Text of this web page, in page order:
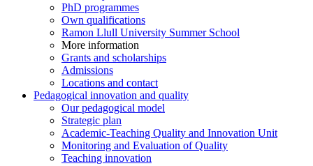
PhD programmes
Own qualifications
Ramon Llull University Summer School
More information
Grants and scholarships
Admissions
Locations and contact
Pedagogical innovation and quality
Our pedagogical model
Strategic plan
Academic-Teaching Quality and Innovation Unit
Monitoring and Evaluation of Quality
Teaching innovation